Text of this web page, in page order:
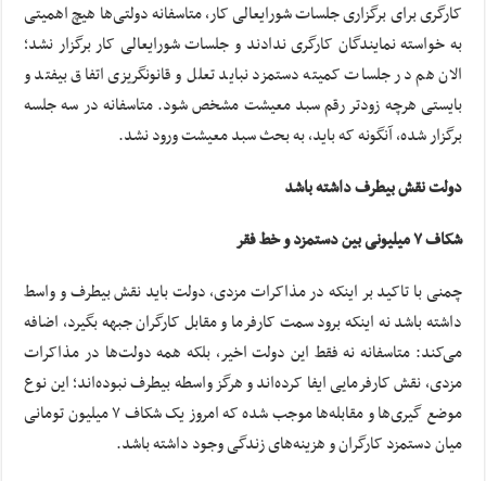
کارگری برای برگزاری جلسات شورایعالی کار، متاسفانه دولتی‌ها هیچ اهمیتی
به خواسته نمایندگان کارگری ندادند و جلسات شورایعالی کار برگزار نشد؛
الان هم در جلسات کمیته دستمزد نباید تعلل و قانونگریزی اتفاق بیفتد و
بایستی هرچه زودتر رقم سبد معیشت مشخص شود. متاسفانه در سه جلسه
برگزار شده، آنگونه که باید، به بحث سبد معیشت ورود نشد.
دولت نقش بیطرف داشته باشد
شکاف ۷ میلیونی بین دستمزد و خط فقر
چمنی با تاکید بر اینکه در مذاکرات مزدی، دولت باید نقش بیطرف و واسط
داشته باشد نه اینکه برود سمت کارفرما و مقابل کارگران جبهه بگیرد، اضافه
می‌کند: متاسفانه نه فقط این دولت اخیر، بلکه همه دولت‌ها در مذاکرات
مزدی، نقش کارفرمایی ایفا کرده‌اند و هرگز واسطه بیطرف نبوده‌اند؛ این نوع
موضع گیری‌ها و مقابله‌ها موجب شده که امروز یک شکاف ۷ میلیون تومانی
میان دستمزد کارگران و هزینه‌های زندگی وجود داشته باشد.